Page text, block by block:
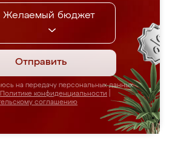
Желаемый бюджет
Отправить
на передачу персональных данных
Политике конфиденциальности
соглашению